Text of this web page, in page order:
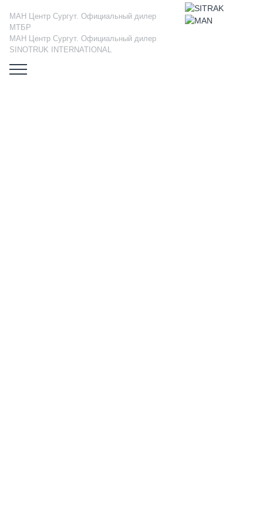
МАН Центр Сургут. Официальный дилер
МТБР
МАН Центр Сургут. Официальный дилер
SINOTRUK INTERNATIONAL